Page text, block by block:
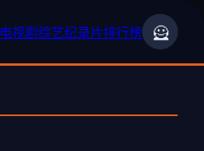
电视剧综艺纪录片排行榜 🦸
›